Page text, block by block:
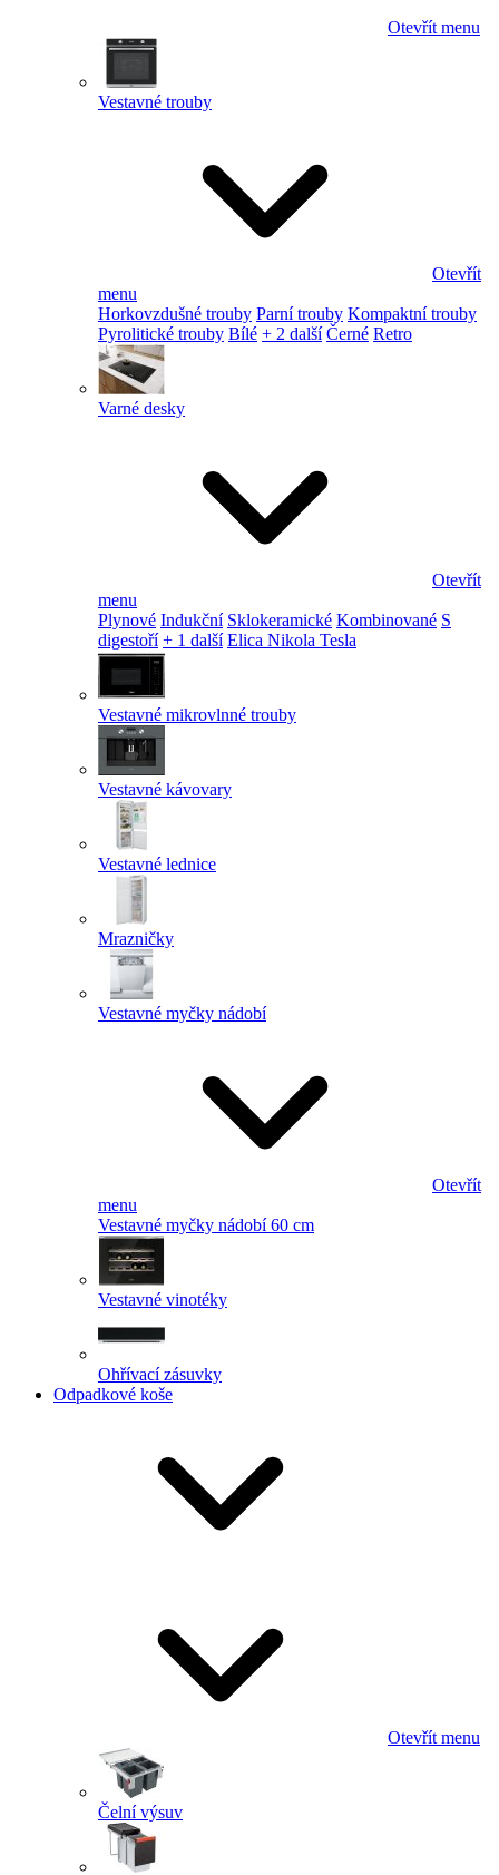
Otevřít menu
Vestavné trouby
Otevřít
menu
Horkovzdušné trouby Parní trouby Kompaktní trouby
Pyrolitické trouby Bílé + 2 další Černé Retro
Varné desky
Otevřít
menu
Plynové Indukční Sklokeramické Kombinované S
digestoří + 1 další Elica Nikola Tesla
Vestavné mikrovlnné trouby
Vestavné kávovary
Vestavné lednice
Mrazničky
Vestavné myčky nádobí
Otevřít
menu
Vestavné myčky nádobí 60 cm
Vestavné vinotéky
Ohřívací zásuvky
Odpadkové koše
Otevřít menu
Čelní výsuv